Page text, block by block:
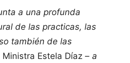
a una profunda
de las practicas, las
también de las
Estela Díaz – a